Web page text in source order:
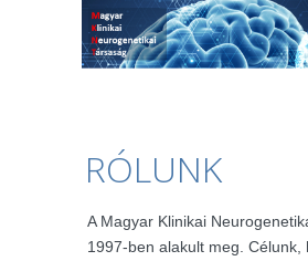
RÓLUNK
A Magyar Klinikai
1997-ben alakult meg. Célunk,